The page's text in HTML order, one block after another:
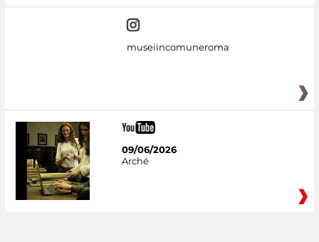
museiincomuneroma
09/06/2026
Arché